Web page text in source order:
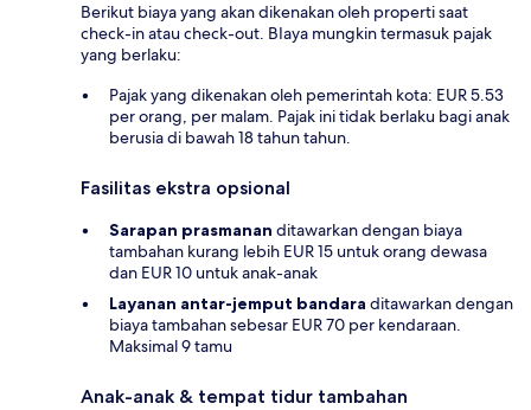
Berikut biaya yang akan dikenakan oleh properti saat
check-in atau check-out. BIaya mungkin termasuk pajak
yang berlaku:
Pajak yang dikenakan oleh pemerintah kota: EUR 5.53
per orang, per malam. Pajak ini tidak berlaku bagi anak
berusia di bawah 18 tahun tahun.
Fasilitas ekstra opsional
Sarapan prasmanan ditawarkan dengan biaya
tambahan kurang lebih EUR 15 untuk orang dewasa
dan EUR 10 untuk anak-anak
Layanan antar-jemput bandara ditawarkan dengan
biaya tambahan sebesar EUR 70 per kendaraan.
Maksimal 9 tamu
Anak-anak & tempat tidur tambahan